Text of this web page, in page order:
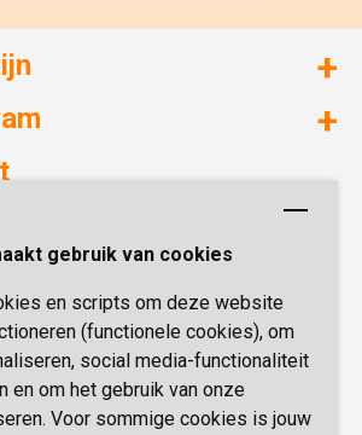
gebruik van cookies
en scripts om deze website
(functionele cookies), om
social media-functionaliteit
en om het gebruik van onze
Voor sommige cookies is jouw
4 777